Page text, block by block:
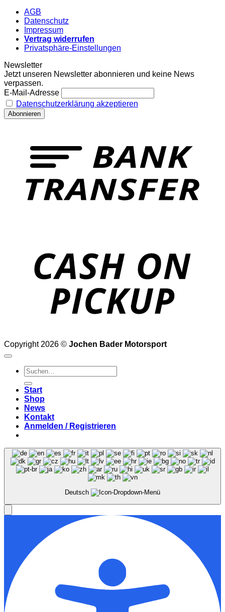
AGB
Datenschutz
Impressum
Vertrag widerrufen
Privatsphäre-Einstellungen
Newsletter
Jetzt unseren Newsletter abonnieren und keine News
verpassen.
E-Mail-Adresse
Datenschutzerklärung akzeptieren
Copyright 2026 © Jochen Bader Motorsport
Suchen
nach:
Start
Shop
News
Kontakt
Anmelden / Registrieren
Deutsch